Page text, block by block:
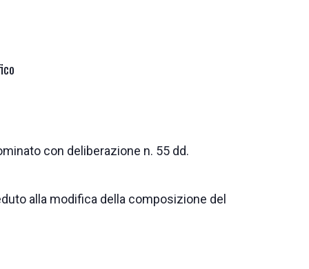
con deliberazione n. 55 dd.
alla modifica della composizione del